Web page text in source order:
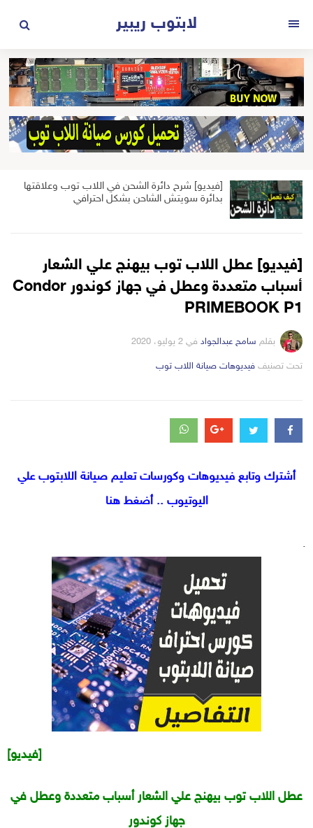
المحتوى
لابتوب ريبير
[فيديو] شرح دائرة الشحن في اللاب توب وعلاقتها
بدائرة سويتش الشاحن بشكل احترافي
[فيديو] عطل اللاب توب بيهنج علي الشعار
أسباب متعددة وعطل في جهاز كوندور Condor
PRIMEBOOK P1
بقلم سامح عبدالجواد في 2 يوليو، 2020
تحت تصنيف التصانيف
فيديوهات صيانة اللاب توب
أشترك وتابع فيديوهات وكورسات تعليم صيانة اللابتوب علي
اليوتيوب .. أضغط هنا
.
[فيديو]
عطل اللاب توب بيهنج علي الشعار أسباب متعددة وعطل في
جهاز كوندور